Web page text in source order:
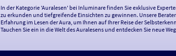
In der Kategorie 'Auralesen' bei Inluminare finden Sie exklusive
zu erkunden und tiefgreifende Einsichten zu gewinnen. Unsere
Erfahrung im Lesen der Aura, um Ihnen auf Ihrer Reise der
Tauchen Sie ein in die Welt des Auralesens und entdecken Sie neue